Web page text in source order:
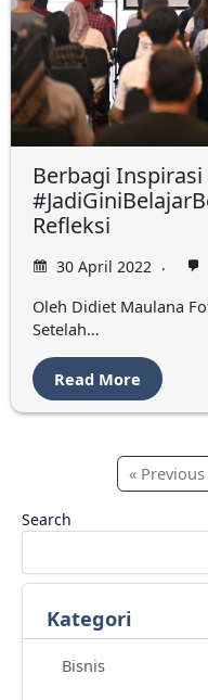
Berbagi Inspirasi
Refleksi
30 April 2022
Oleh Didiet Maulana
Setelah…
Read More
« Previous
Search
Kategori
Bisnis